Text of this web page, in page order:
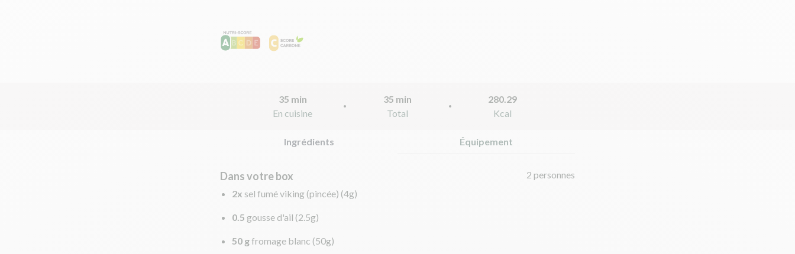
35 min
En cuisine
35 min
Total
280.29
Kcal
Ingrédients Équipement
Dans votre box
2 personnes
2x sel fumé viking (pincée) (4g)
0.5 gousse d'ail (2.5g)
50 gfromage blanc (50g)